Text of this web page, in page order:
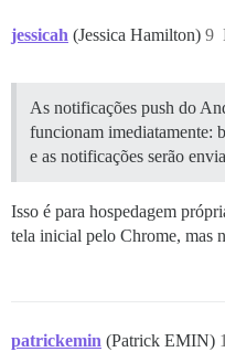
jessicah (Jessica Hamilton) 9
As notificações push do
funcionam imediatamente:
e as notificações serão
Isso é para hospedagem
tela inicial pelo Chrome, mas
patrickemin (Patrick EMIN)